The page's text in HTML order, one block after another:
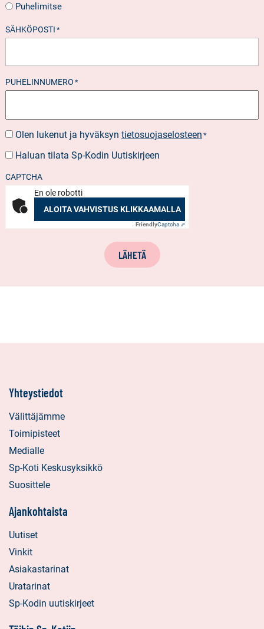
Puhelimitse
SÄHKÖPOSTI *
PUHELINNUMERO *
SUOSTUMUS*
Olen lukenut ja hyväksyn tietosuojaselosteen *
UUTISKIRJEEN
Haluan tilata Sp-Kodin Uutiskirjeen
CAPTCHA
En ole robotti
ALOITA VAHVISTUS KLIKKAAMALLA
FriendlyCaptcha ⇗
LÄHETÄ
Yhteystiedot
Välittäjämme
Toimipisteet
Medialle
Sp-Koti Keskusyksikkö
Suosittele
Ajankohtaista
Uutiset
Vinkit
Asiakastarinat
Uratarinat
Sp-Kodin uutiskirjeet